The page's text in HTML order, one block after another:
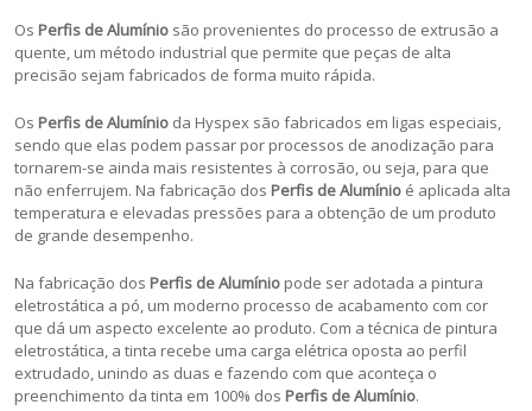
Os Perfis de Alumínio são provenientes do processo de extrusão a
quente, um método industrial que permite que peças de alta
precisão sejam fabricados de forma muito rápida.
Os Perfis de Alumínio da Hyspex são fabricados em ligas especiais,
sendo que elas podem passar por processos de anodização para
tornarem-se ainda mais resistentes à corrosão, ou seja, para que
não enferrujem. Na fabricação dos Perfis de Alumínio é aplicada alta
temperatura e elevadas pressões para a obtenção de um produto
de grande desempenho.
Na fabricação dos Perfis de Alumínio pode ser adotada a pintura
eletrostática a pó, um moderno processo de acabamento com cor
que dá um aspecto excelente ao produto. Com a técnica de pintura
eletrostática, a tinta recebe uma carga elétrica oposta ao perfil
extrudado, unindo as duas e fazendo com que aconteça o
preenchimento da tinta em 100% dos Perfis de Alumínio.